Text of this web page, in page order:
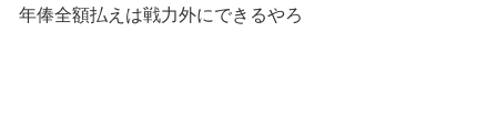
年俸全額払えは戦力外にできるやろ